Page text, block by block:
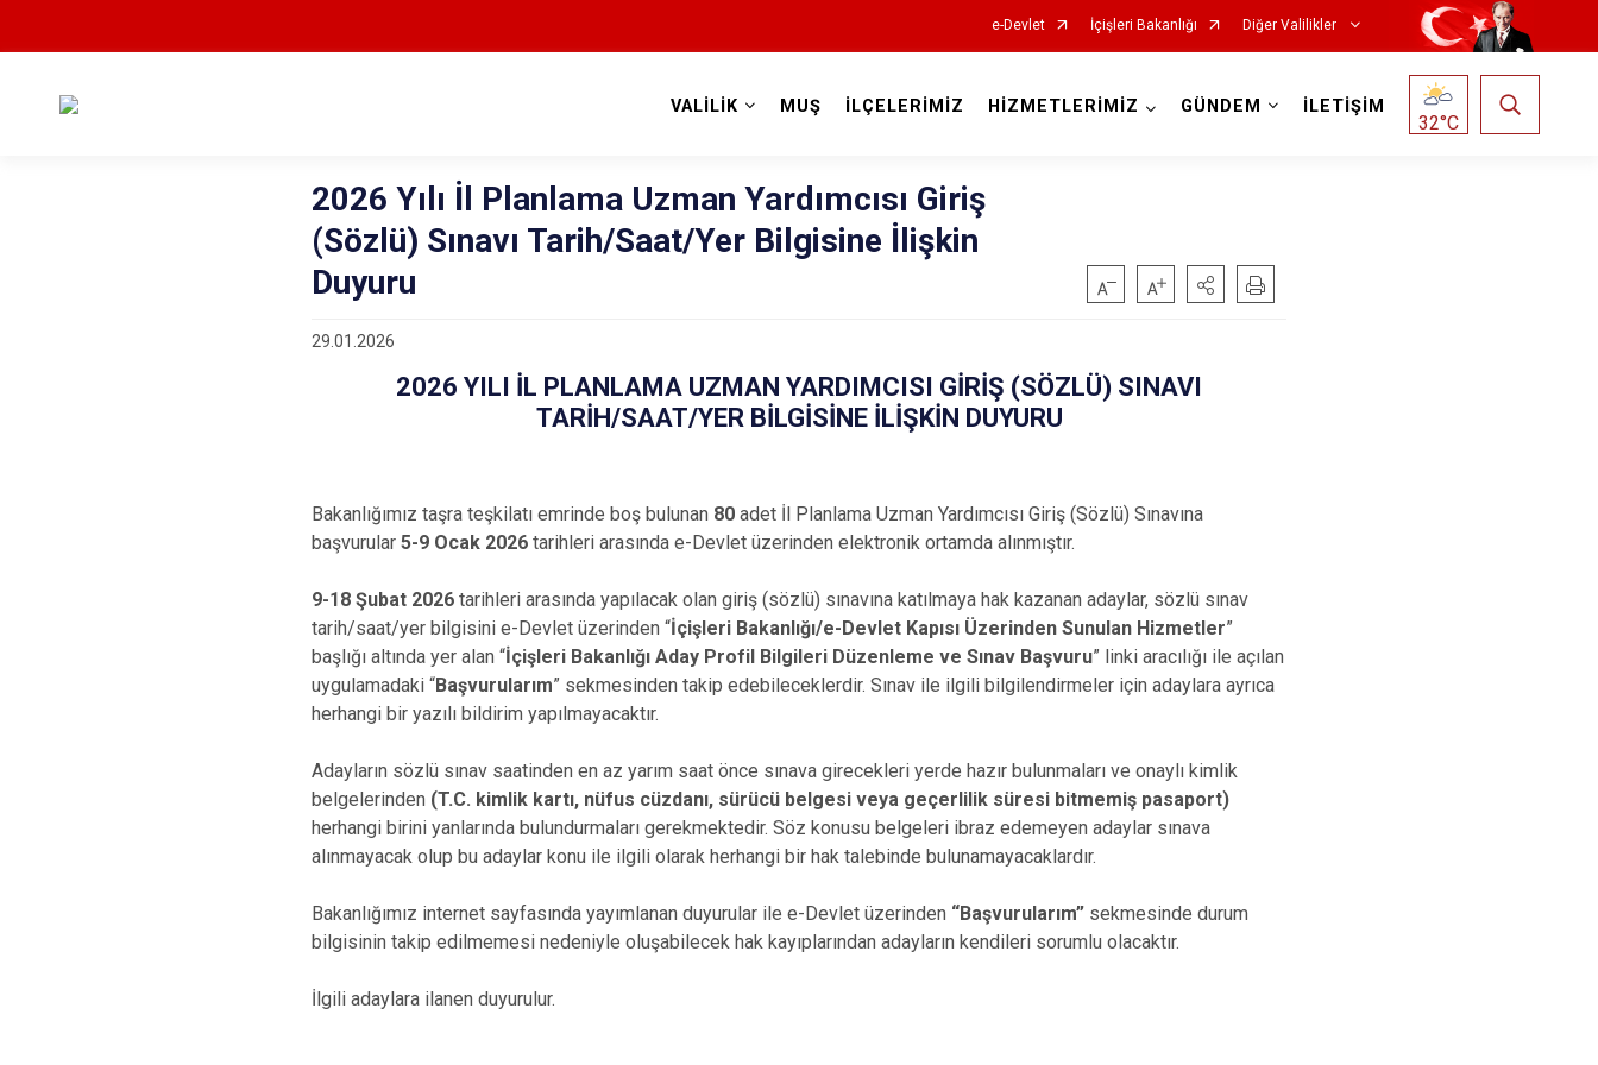
e-Devlet İçişleri Bakanlığı Diğer Valilikler
VALİLİK MUŞ İLÇELERİMİZ HİZMETLERİMİZ GÜNDEM İLETİŞİM
32°C
2026 Yılı İl Planlama Uzman Yardımcısı Giriş
(Sözlü) Sınavı Tarih/Saat/Yer Bilgisine İlişkin
Duyuru
29.01.2026
2026 YILI İL PLANLAMA UZMAN YARDIMCISI GİRİŞ (SÖZLÜ) SINAVI
TARİH/SAAT/YER BİLGİSİNE İLİŞKİN DUYURU
Bakanlığımız taşra teşkilatı emrinde boş bulunan 80 adet İl Planlama Uzman Yardımcısı Giriş (Sözlü) Sınavına
başvurular 5-9 Ocak 2026 tarihleri arasında e-Devlet üzerinden elektronik ortamda alınmıştır.
9-18 Şubat 2026 tarihleri arasında yapılacak olan giriş (sözlü) sınavına katılmaya hak kazanan adaylar, sözlü sınav
tarih/saat/yer bilgisini e-Devlet üzerinden “İçişleri Bakanlığı/e-Devlet Kapısı Üzerinden Sunulan Hizmetler”
başlığı altında yer alan “İçişleri Bakanlığı Aday Profil Bilgileri Düzenleme ve Sınav Başvuru” linki aracılığı ile açılan
uygulamadaki “Başvurularım” sekmesinden takip edebileceklerdir. Sınav ile ilgili bilgilendirmeler için adaylara ayrıca
herhangi bir yazılı bildirim yapılmayacaktır.
Adayların sözlü sınav saatinden en az yarım saat önce sınava girecekleri yerde hazır bulunmaları ve onaylı kimlik
belgelerinden (T.C. kimlik kartı, nüfus cüzdanı, sürücü belgesi veya geçerlilik süresi bitmemiş pasaport)
herhangi birini yanlarında bulundurmaları gerekmektedir. Söz konusu belgeleri ibraz edemeyen adaylar sınava
alınmayacak olup bu adaylar konu ile ilgili olarak herhangi bir hak talebinde bulunamayacaklardır.
Bakanlığımız internet sayfasında yayımlanan duyurular ile e-Devlet üzerinden “Başvurularım” sekmesinde durum
bilgisinin takip edilmemesi nedeniyle oluşabilecek hak kayıplarından adayların kendileri sorumlu olacaktır.
İlgili adaylara ilanen duyurulur.